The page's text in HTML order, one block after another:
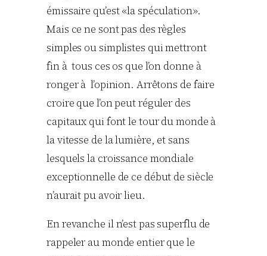
émissaire qu’est «la spéculation».
Mais ce ne sont pas des règles
simples ou simplistes qui mettront
fin à tous ces os que l’on donne à
ronger à l’opinion. Arrêtons de faire
croire que l’on peut réguler des
capitaux qui font le tour du monde à
la vitesse de la lumière, et sans
lesquels la croissance mondiale
exceptionnelle de ce début de siècle
n’aurait pu avoir lieu.
En revanche il n’est pas superflu de
rappeler au monde entier que le